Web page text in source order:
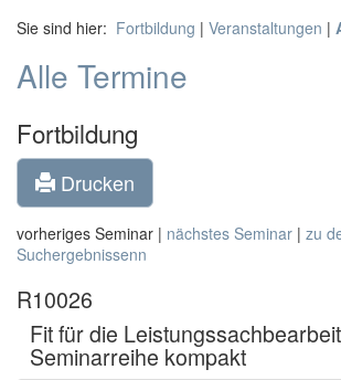
Sie sind hier: Fortbildung | Veranstaltungen |
Alle Termine
Fortbildung
Drucken
vorheriges Seminar | nächstes Seminar | zu
Suchergebnissenn
R10026
Fit für die
Seminarreihe kompakt